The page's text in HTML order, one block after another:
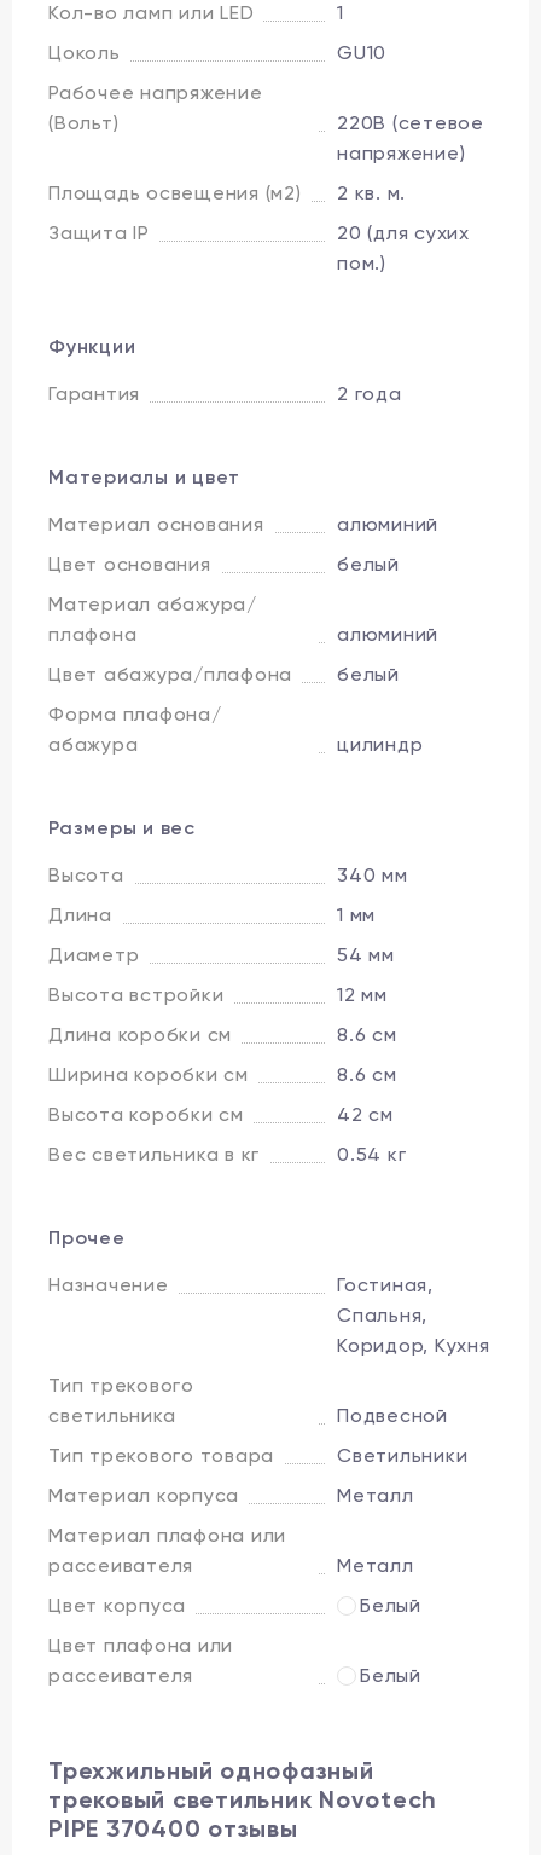
Кол-во ламп или LED
1
Цоколь
GU10
Рабочее напряжение
(Вольт)
220В (сетевое
напряжение)
Площадь освещения (м2)
2 кв. м.
Защита IP
20 (для сухих
пом.)
Функции
Гарантия 2 года
Материалы и цвет
Материал основания
алюминий
Цвет основания
белый
Материал абажура/
плафона
алюминий
Цвет абажура/плафона
белый
Форма плафона/
абажура
цилиндр
Размеры и вес
Высота
340 мм
Длина
1 мм
Диаметр
54 мм
Высота встройки
12 мм
Длина коробки см
8.6 см
Ширина коробки см
8.6 см
Высота коробки см
42 см
Вес светильника в кг
0.54 кг
Прочее
Назначение
Гостиная,
Спальня,
Коридор, Кухня
Тип трекового
светильника
Подвесной
Тип трекового товара
Светильники
Материал корпуса
Металл
Материал плафона или
рассеивателя
Металл
Цвет корпуса
Белый
Цвет плафона или
рассеивателя
Белый
Трехжильный однофазный
трековый светильник Novotech
PIPE 370400 отзывы